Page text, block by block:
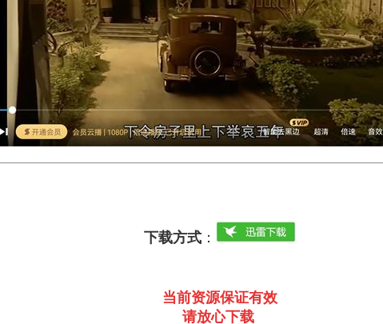
下载方式 ：
当前资源保证有效
请放心下载